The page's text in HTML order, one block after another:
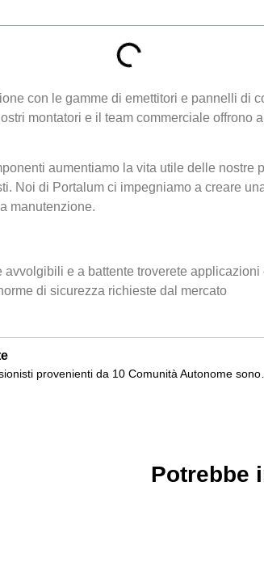
con le gamme di emettitori e pannelli di
montatori e il team commerciale offrono
aumentiamo la vita utile delle nostre
Noi di Portalum ci impegniamo a creare
manutenzione.
avvolgibili e a battente troverete
di sicurezza richieste dal mercato
Potrebbe